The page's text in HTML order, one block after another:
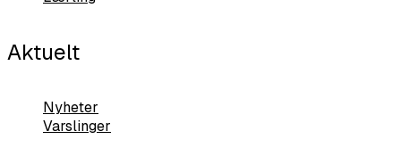
Aktuelt
Nyheter
Varslinger